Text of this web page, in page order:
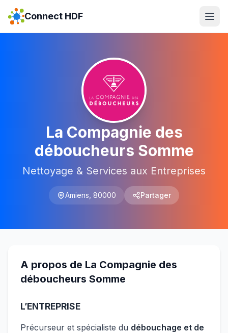
Connect HDF
La Compagnie des
déboucheurs Somme
Nettoyage & Services aux Entreprises
Amiens 80000 Partager
A propos de La Compagnie des
déboucheurs Somme
L’ENTREPRISE
Précurseur et spécialiste du débouchage et de